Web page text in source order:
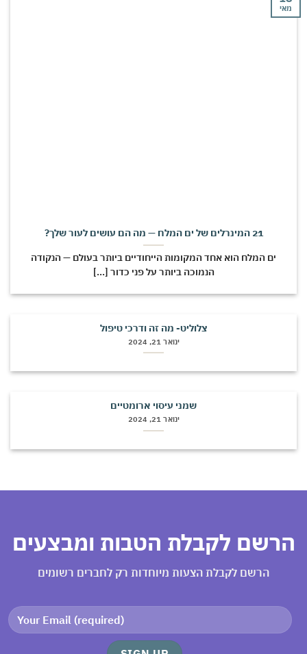
ים המלח הוא אחד המקומות הייחודיים ביותר בעולם — הנקודה
הנמוכה ביותר על פני כדור [...]
צלוליט- מה זה ודרכי טיפול
שמני עיסוי ארומטיים
לקבלת הטבות ומבצעים
הרשם לקבלת הצעות מיוחדות רק לחברים רשומים